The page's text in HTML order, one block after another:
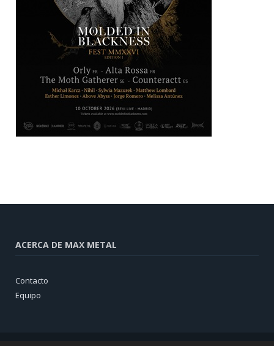
ACERCA DE MAX METAL
Contacto
Equipo